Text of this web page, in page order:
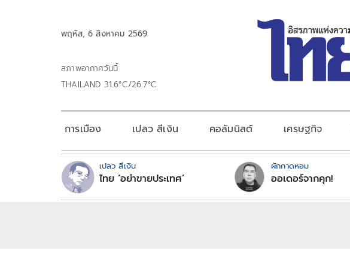
พฤหัส, 6 สิงหาคม 2569
สภาพอากาศวันนี้
THAILAND 31.6°C/26.7°C
การเมือง เปลว สีเงิน คอลัมนิสต์ เศรษฐกิจ
เปลว สีเงิน
ไทย ‘อย่าขายประเทศ’
ผักกาดหอม
ออเดอร์จากคุก!